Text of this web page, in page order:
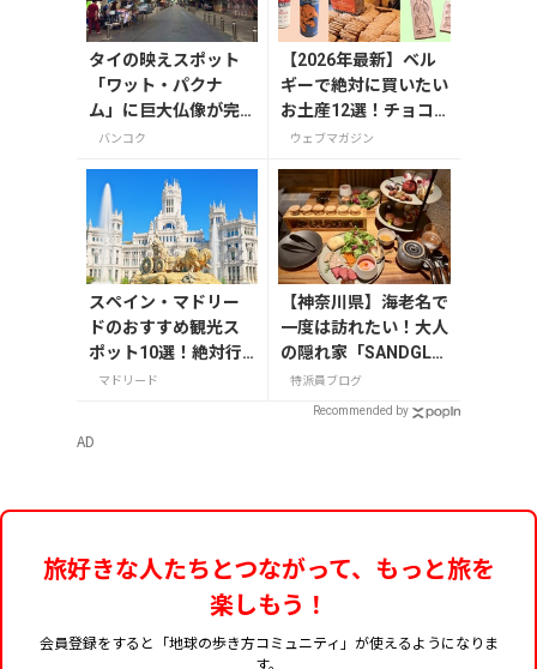
タイの映えスポット
「ワット・パクナ
ム」に巨大仏像が完
成！旅人が消えた
現状など在住者がレ
ポート
バンコク
【2026年最新】ベル
ギーで絶対に買いたい
お土産12選！チョコ
レートやビール・雑貨
ウェブマガジン
スペイン・マドリー
ドのおすすめ観光ス
ポット10選！絶対行
くべき名所を紹介
マドリード
【神奈川県】海老名で
一度は訪れたい！大人
の隠れ家「SANDGLA
SS 熾火」で味わうア
フタヌーンティー
特派員ブログ
Recommended by
AD
旅好きな人たちとつながって、もっと旅を
楽しもう！
会員登録をすると「地球の歩き方コミュニティ」が使えるようになりま
す。